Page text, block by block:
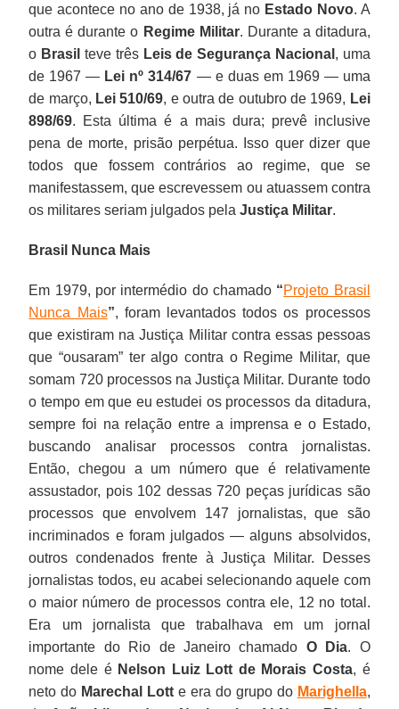
que acontece no ano de 1938, já no Estado Novo. A
outra é durante o Regime Militar. Durante a ditadura,
o Brasil teve três Leis de Segurança Nacional , uma
de 1967 — Lei nº 314/67 — e duas em 1969 — uma
de março, Lei 510/69, e outra de outubro de 1969, Lei
898/69. Esta última é a mais dura; prevê inclusive
pena de morte, prisão perpétua. Isso quer dizer que
todos que fossem contrários ao regime, que se
manifestassem, que escrevessem ou atuassem contra
os militares seriam julgados pelaJustiça Militar.
Brasil Nunca Mais
Em 1979, por intermédio do chamado “Projeto Brasil
Nunca Mais”, foram levantados todos os processos
que existiram na Justiça Militar contra essas pessoas
que “ousaram” ter algo contra o Regime Militar, que
somam 720 processos na Justiça Militar. Durante todo
o tempo em que eu estudei os processos da ditadura,
sempre foi na relação entre a imprensa e o Estado,
buscando analisar processos contra jornalistas.
Então, chegou a um número que é relativamente
assustador, pois 102 dessas 720 peças jurídicas são
processos que envolvem 147 jornalistas, que são
incriminados e foram julgados — alguns absolvidos,
outros condenados frente à Justiça Militar. Desses
jornalistas todos, eu acabei selecionando aquele com
o maior número de processos contra ele, 12 no total.
Era um jornalista que trabalhava em um jornal
importante do Rio de Janeiro chamado O Dia. O
nome dele é Nelson Luiz Lott de Morais Costa, é
neto do Marechal Lott e era do grupo do Marighella,